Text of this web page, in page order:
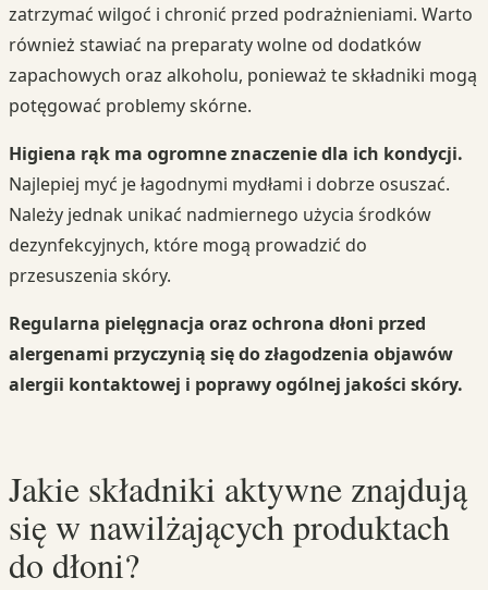
zatrzymać wilgoć i chronić przed podrażnieniami. Warto
również stawiać na preparaty wolne od dodatków
zapachowych oraz alkoholu, ponieważ te składniki mogą
potęgować problemy skórne.
Higiena rąk ma ogromne znaczenie dla ich kondycji.
Najlepiej myć je łagodnymi mydłami i dobrze osuszać.
Należy jednak unikać nadmiernego użycia środków
dezynfekcyjnych, które mogą prowadzić do
przesuszenia skóry.
Regularna pielęgnacja oraz ochrona dłoni przed
alergenami przyczynią się do złagodzenia objawów
alergii kontaktowej i poprawy ogólnej jakości skóry.
Jakie składniki aktywne znajdują
się w nawilżających produktach
do dłoni?